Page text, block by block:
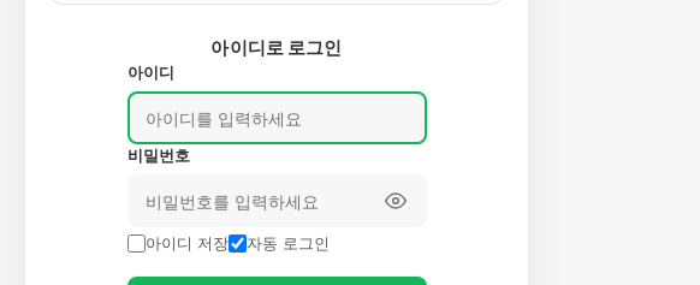
아이디로 로그인
아이디
비밀번호
아이디 저장 자동 로그인